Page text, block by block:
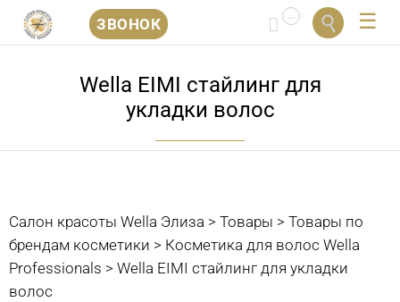
ЗВОНОК  
Wella EIMI стайлинг для
укладки волос
Салон красоты Wella Элиза > Товары > Товары по
брендам косметики > Косметика для волос Wella
Professionals > Wella EIMI стайлинг для укладки
волос